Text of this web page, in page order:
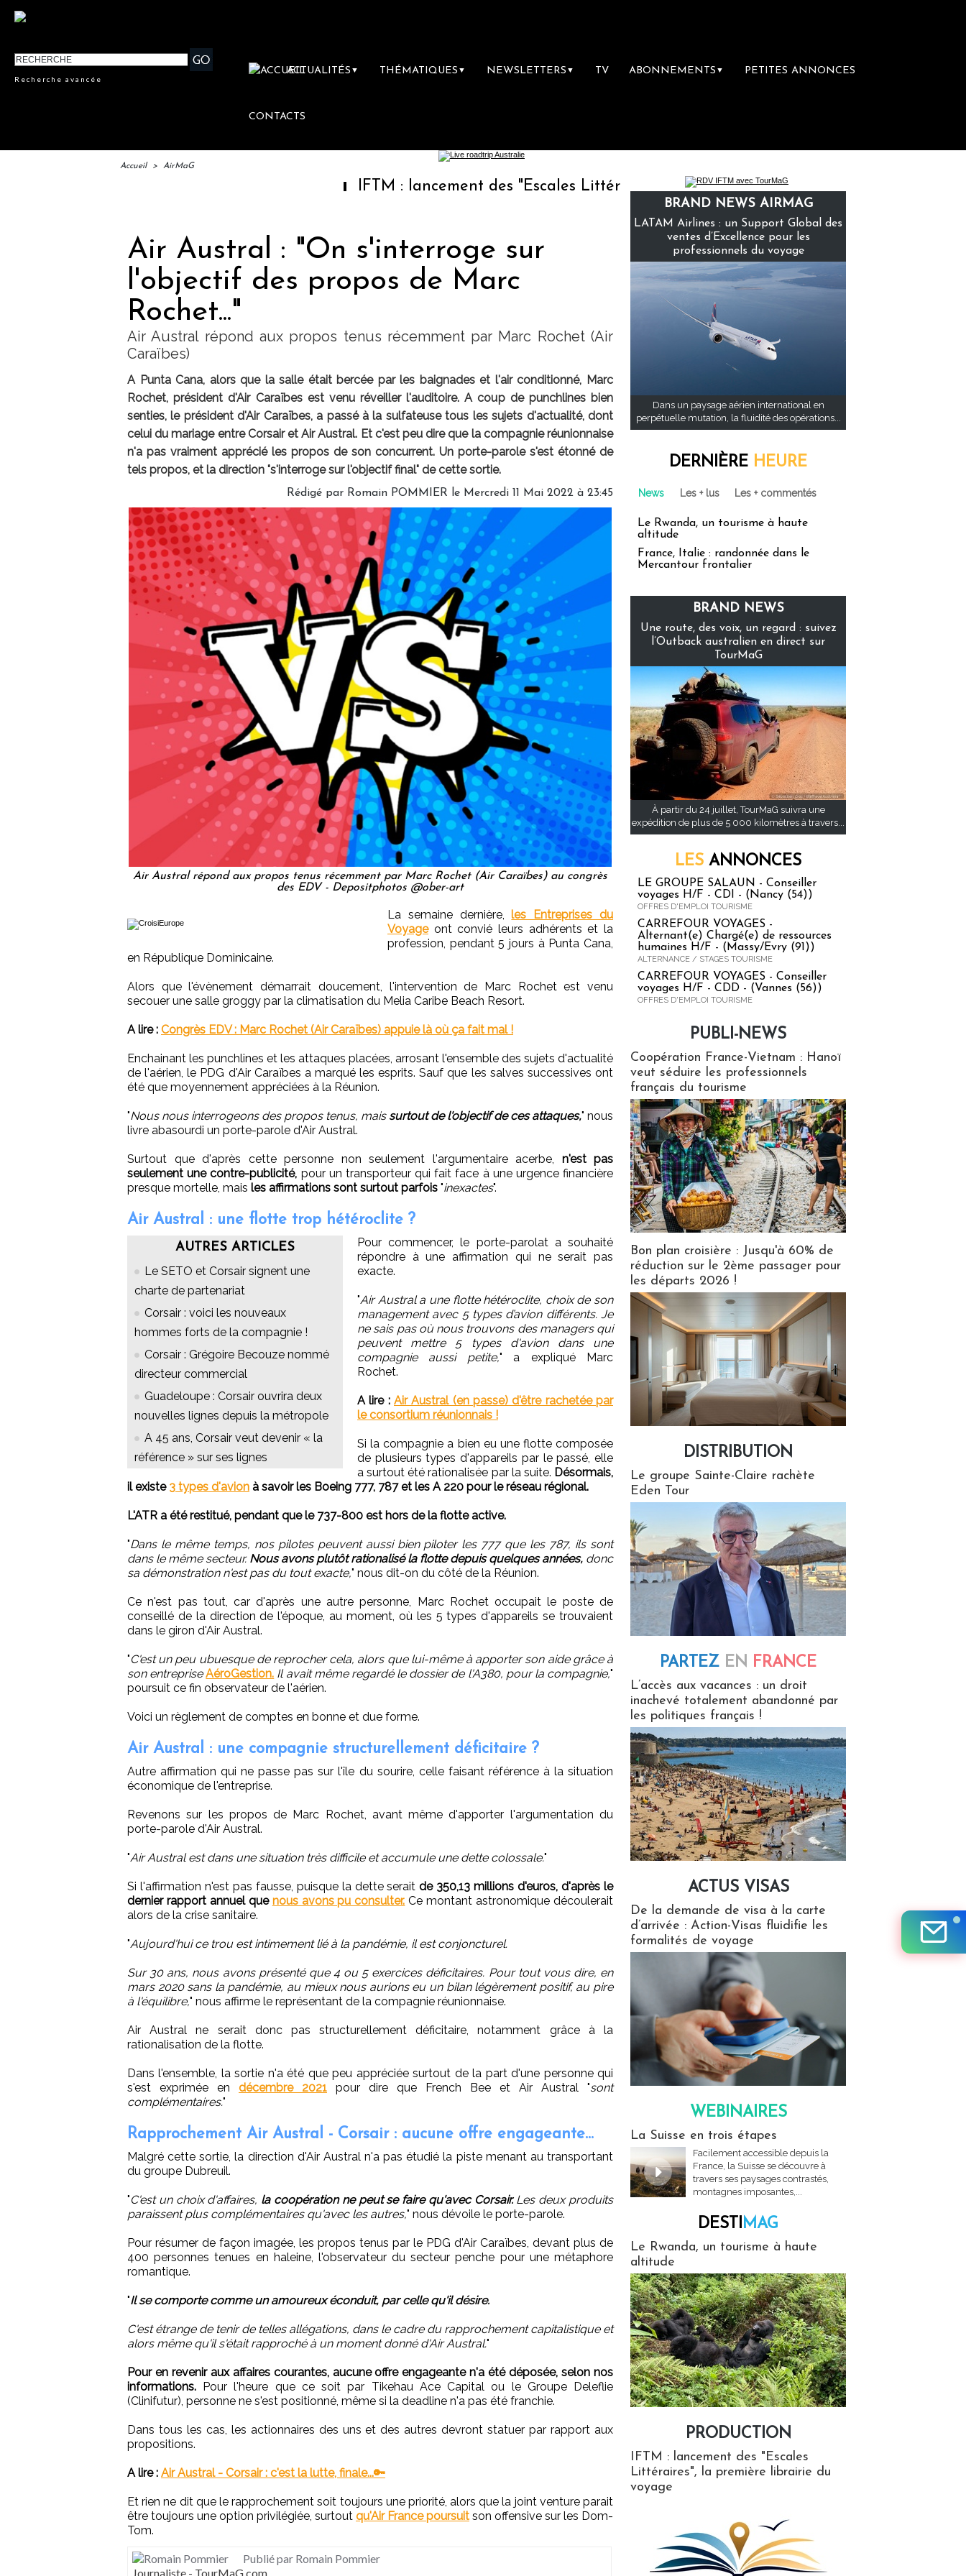
Recherche avancée
ACTUALITÉS ▼ THÉMATIQUES ▼ NEWSLETTERS ▼ TV ABONNEMENTS ▼ PETITES ANNONCES
CONTACTS
Accueil > AirMaG
IFTM : lancement des "Escales Littéraires", la première librairie du voyage
Air Austral : "On s'interroge sur
l'objectif des propos de Marc
Rochet..."
Air Austral répond aux propos tenus récemment par Marc Rochet (Air
Caraïbes)
A Punta Cana, alors que la salle était bercée par les baignades et l'air conditionné, Marc
Rochet, président d'Air Caraïbes est venu réveiller l'auditoire. A coup de punchlines bien
senties, le président d'Air Caraïbes, a passé à la sulfateuse tous les sujets d'actualité, dont
celui du mariage entre Corsair et Air Austral. Et c'est peu dire que la compagnie réunionnaise
n'a pas vraiment apprécié les propos de son concurrent. Un porte-parole s'est étonné de
tels propos, et la direction "s'interroge sur l'objectif final" de cette sortie.
Rédigé par Romain POMMIER le Mercredi 11 Mai 2022 à 23:45
Air Austral répond aux propos tenus récemment par Marc Rochet (Air Caraïbes) au congrès
des EDV - Depositphotos @ober-art
La semaine dernière,les Entreprises du
Voyageont convié leurs adhérents et la
profession, pendant 5 jours à Punta Cana,
en République Dominicaine.
Alors que l'évènement démarrait doucement, l'intervention de Marc Rochet est venu
secouer une salle groggy par la climatisation du Melia Caribe Beach Resort.
A lire : Congrès EDV : Marc Rochet (Air Caraïbes) appuie là où ça fait mal !
Enchainant les punchlines et les attaques placées, arrosant l'ensemble des sujets d'actualité
de l'aérien, le PDG d'Air Caraïbes a marqué les esprits. Sauf que les salves successives ont
été que moyennement appréciées à la Réunion.
"Nous nous interrogeons des propos tenus, mais surtout de l'objectif de ces attaques," nous
livre abasourdi un porte-parole d'Air Austral.
Surtout que d'après cette personne non seulement l'argumentaire acerbe, n'est pas
seulement une contre-publicité, pour un transporteur qui fait face à une urgence financière
presque mortelle, mais les affirmations sont surtout parfois "inexactes".
Air Austral : une flotte trop hétéroclite ?
AUTRES ARTICLES
Le SETO et Corsair signent une
charte de partenariat
Corsair : voici les nouveaux
hommes forts de la compagnie !
Corsair : Grégoire Becouze nommé
directeur commercial
Guadeloupe : Corsair ouvrira deux
nouvelles lignes depuis la métropole
A 45 ans, Corsair veut devenir « la
référence » sur ses lignes
Pour commencer, le porte-parolat a souhaité
répondre à une affirmation qui ne serait pas
exacte.
"Air Austral a une flotte hétéroclite, choix de son
management avec 5 types d’avion différents. Je
ne sais pas où nous trouvons des managers qui
peuvent mettre 5 types d'avion dans une
compagnie aussi petite," a expliqué Marc
Rochet.
A lire : Air Austral (en passe) d'être rachetée par
le consortium réunionnais !
Si la compagnie a bien eu une flotte composée
de plusieurs types d'appareils par le passé, elle
a surtout été rationalisée par la suite. Désormais,
il existe 3 types d'avion à savoir les Boeing 777, 787 et les A 220 pour le réseau régional.
L'ATR a été restitué, pendant que le 737-800 est hors de la flotte active.
"Dans le même temps, nos pilotes peuvent aussi bien piloter les 777 que les 787, ils sont
dans le même secteur. Nous avons plutôt rationalisé la flotte depuis quelques années, donc
sa démonstration n'est pas du tout exacte," nous dit-on du côté de la Réunion.
Ce n'est pas tout, car d'après une autre personne, Marc Rochet occupait le poste de
conseillé de la direction de l'époque, au moment, où les 5 types d'appareils se trouvaient
dans le giron d'Air Austral.
"C'est un peu ubuesque de reprocher cela, alors que lui-même à apporter son aide grâce à
son entreprise AéroGestion. Il avait même regardé le dossier de l'A380, pour la compagnie,"
poursuit ce fin observateur de l'aérien.
Voici un règlement de comptes en bonne et due forme.
Air Austral : une compagnie structurellement déficitaire ?
Autre affirmation qui ne passe pas sur l'île du sourire, celle faisant référence à la situation
économique de l'entreprise.
Revenons sur les propos de Marc Rochet, avant même d'apporter l'argumentation du
porte-parole d'Air Austral.
"Air Austral est dans une situation très difficile et accumule une dette colossale."
Si l'affirmation n'est pas fausse, puisque la dette seraitde 350,13 millions d'euros, d'après le
dernier rapport annuel que nous avons pu consulter. Ce montant astronomique découlerait
alors de la crise sanitaire.
"Aujourd'hui ce trou est intimement lié à la pandémie, il est conjoncturel.
Sur 30 ans, nous avons présenté que 4 ou 5 exercices déficitaires. Pour tout vous dire, en
mars 2020 sans la pandémie, au mieux nous aurions eu un bilan légèrement positif, au pire
à l'équilibre," nous affirme le représentant de la compagnie réunionnaise.
Air Austral ne serait donc pas structurellement déficitaire, notamment grâce à la
rationalisation de la flotte.
Dans l'ensemble, la sortie n'a été que peu appréciée surtout de la part d'une personne qui
s'est exprimée en décembre 2021 pour dire que French Bee et Air Austral "sont
complémentaires."
Rapprochement Air Austral - Corsair : aucune offre engageante...
Malgré cette sortie, la direction d'Air Austral n'a pas étudié la piste menant au transportant
du groupe Dubreuil.
"C'est un choix d'affaires, la coopération ne peut se faire qu'avec Corsair.Les deux produits
paraissent plus complémentaires qu'avec les autres," nous dévoile le porte-parole.
Pour résumer de façon imagée, les propos tenus par le PDG d'Air Caraïbes, devant plus de
400 personnes tenues en haleine, l'observateur du secteur penche pour une métaphore
romantique.
"Il se comporte comme un amoureux éconduit, par celle qu'il désire.
C'est étrange de tenir de telles allégations, dans le cadre du rapprochement capitalistique et
alors même qu'il s'était rapproché à un moment donné d'Air Austral."
Pour en revenir aux affaires courantes, aucune offre engageante n'a été déposée, selon nos
informations. Pour l'heure que ce soit par Tikehau Ace Capital ou le Groupe Deleflie
(Clinifutur), personne ne s'est positionné, même si la deadline n'a pas été franchie.
Dans tous les cas, les actionnaires des uns et des autres devront statuer par rapport aux
propositions.
A lire : Air Austral - Corsair : c'est la lutte, finale...🔑
Et rien ne dit que le rapprochement soit toujours une priorité, alors que la joint venture parait
être toujours une option privilégiée, surtout qu'Air France poursuit son offensive sur les Dom-
Tom.
Publié par Romain Pommier
Journaliste - TourMaG.com
BRAND NEWS AIRMAG
LATAM Airlines : un Support Global des
ventes d’Excellence pour les
professionnels du voyage
Dans un paysage aérien international en
perpétuelle mutation, la fluidité des opérations...
DERNIÈRE HEURE
News Les + lus Les + commentés
Le Rwanda, un tourisme à haute
altitude
France, Italie : randonnée dans le
Mercantour frontalier
BRAND NEWS
Une route, des voix, un regard : suivez
l’Outback australien en direct sur
TourMaG
À partir du 24 juillet, TourMaG suivra une
expédition de plus de 5 000 kilomètres à travers...
LES ANNONCES
LE GROUPE SALAUN - Conseiller
voyages H/F - CDI - (Nancy (54))
OFFRES D'EMPLOI TOURISME
CARREFOUR VOYAGES -
Alternant(e) Chargé(e) de ressources
humaines H/F - (Massy/Evry (91))
ALTERNANCE / STAGES TOURISME
CARREFOUR VOYAGES - Conseiller
voyages H/F - CDD - (Vannes (56))
OFFRES D'EMPLOI TOURISME
PUBLI-NEWS
Coopération France-Vietnam : Hanoï
veut séduire les professionnels
français du tourisme
Bon plan croisière : Jusqu'à 60% de
réduction sur le 2ème passager pour
les départs 2026 !
DISTRIBUTION
Le groupe Sainte-Claire rachète
Eden Tour
PARTEZ EN FRANCE
L’accès aux vacances : un droit
inachevé totalement abandonné par
les politiques français !
ACTUS VISAS
De la demande de visa à la carte
d’arrivée : Action-Visas fluidifie les
formalités de voyage
WEBINAIRES
La Suisse en trois étapes
Facilement accessible depuis la
France, la Suisse se découvre à
travers ses paysages contrastés,
montagnes imposantes,...
DESTIMAG
Le Rwanda, un tourisme à haute
altitude
PRODUCTION
IFTM : lancement des "Escales
Littéraires", la première librairie du
voyage